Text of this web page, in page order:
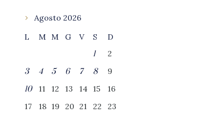
Agosto 2026
L
M M G V S
D
1
2
3
4 5 6 7 8
9
10
11 12 13 14 15
16
17
18 19 20 21 22
23